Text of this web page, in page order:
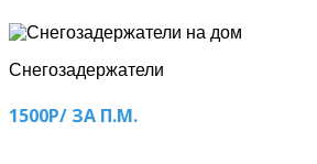
Снегозадержатели
1500Р/ ЗА П.М.